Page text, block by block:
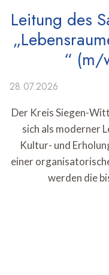
Leitung des
“
28.07.2026
Der Kreis Siegen-
sich als moderner
Kultur- und
einer
werden die